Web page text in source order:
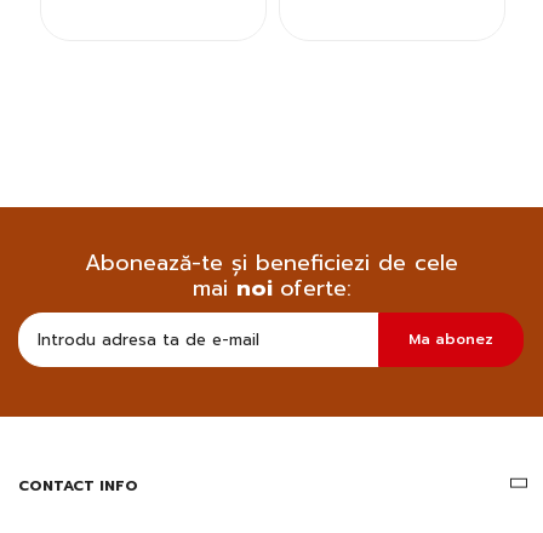
Abonează-te și beneficiezi de cele
mainoi oferte:
sa
primesc
informatii
Ma abonez
CONTACT INFO